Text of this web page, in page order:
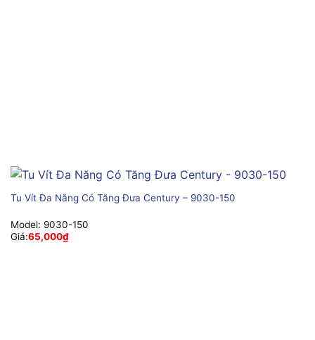
Tu Vít Đa Năng Có Tăng Đưa Century – 9030-150
Model: 9030-150
Giá:65,000₫